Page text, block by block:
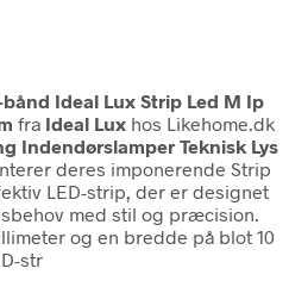
Ideal Lux Strip Led M Ip
fra Ideal Lux hos Likehome.dk
Indendørslamper Teknisk Lys
deres imponerende Strip
LED-strip, der er designet
med stil og præcision.
og en bredde på blot 10
str